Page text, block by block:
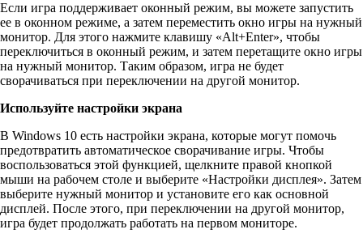
Если игра поддерживает оконный режим, вы можете запустить
ее в оконном режиме, а затем переместить окно игры на нужный
монитор. Для этого нажмите клавишу «Alt+Enter», чтобы
переключиться в оконный режим, и затем перетащите окно игры
на нужный монитор. Таким образом, игра не будет
сворачиваться при переключении на другой монитор.
Используйте настройки экрана
В Windows 10 есть настройки экрана, которые могут помочь
предотвратить автоматическое сворачивание игры. Чтобы
воспользоваться этой функцией, щелкните правой кнопкой
мыши на рабочем столе и выберите «Настройки дисплея». Затем
выберите нужный монитор и установите его как основной
дисплей. После этого, при переключении на другой монитор,
игра будет продолжать работать на первом мониторе.